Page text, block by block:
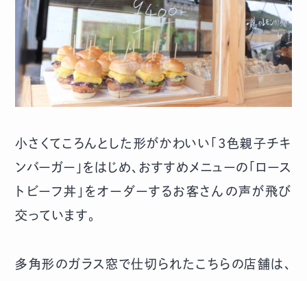
小さくてころんとした形がかわいい「3色親子チキ
ンバーガー」をはじめ、おすすめメニューの「ロース
トビーフ丼」をオーダーするお客さんの声が飛び
交っています。
多角形のガラス窓で仕切られたこちらの店舗は、